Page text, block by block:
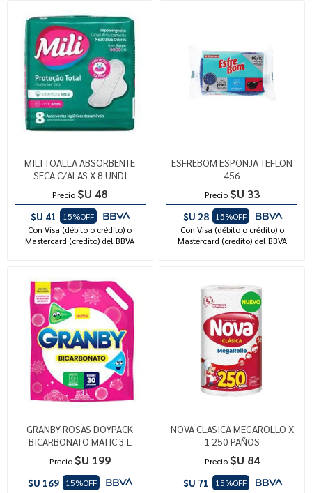
MILI TOALLA ABSORBENTE
SECA C/ALAS X 8 UNDI
Precio $U 48
$U 41
15%OFF
Con Visa (débito o crédito) o
Mastercard (credito) del BBVA
ESFREBOM ESPONJA TEFLON
456
Precio $U 33
$U 28
15%OFF
Con Visa (débito o crédito) o
Mastercard (credito) del BBVA
GRANBY ROSAS DOYPACK
BICARBONATO MATIC 3 L
Precio $U 199
$U 169
15%OFF
NOVA CLASICA MEGAROLLO X
1 250 PAÑOS
Precio $U 84
$U 71
15%OFF